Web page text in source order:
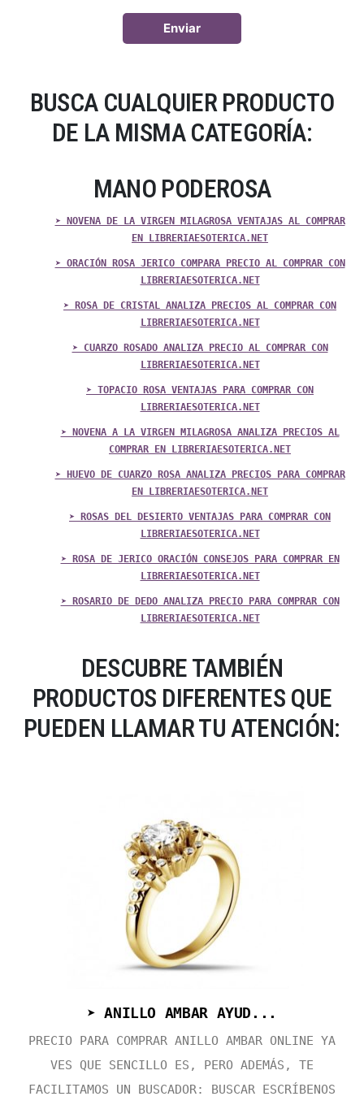
BUSCA CUALQUIER PRODUCTO
DE LA MISMA CATEGORÍA:
MANO PODEROSA
➤ NOVENA DE LA VIRGEN MILAGROSA VENTAJAS AL COMPRAR
EN LIBRERIAESOTERICA.NET
➤ ORACIÓN ROSA JERICO COMPARA PRECIO AL COMPRAR CON
LIBRERIAESOTERICA.NET
➤ ROSA DE CRISTAL ANALIZA PRECIOS AL COMPRAR CON
LIBRERIAESOTERICA.NET
➤ CUARZO ROSADO ANALIZA PRECIO AL COMPRAR CON
LIBRERIAESOTERICA.NET
➤ TOPACIO ROSA VENTAJAS PARA COMPRAR CON
LIBRERIAESOTERICA.NET
➤ NOVENA A LA VIRGEN MILAGROSA ANALIZA PRECIOS AL
COMPRAR EN LIBRERIAESOTERICA.NET
➤ HUEVO DE CUARZO ROSA ANALIZA PRECIOS PARA COMPRAR
EN LIBRERIAESOTERICA.NET
➤ ROSAS DEL DESIERTO VENTAJAS PARA COMPRAR CON
LIBRERIAESOTERICA.NET
➤ ROSA DE JERICO ORACIÓN CONSEJOS PARA COMPRAR EN
LIBRERIAESOTERICA.NET
➤ ROSARIO DE DEDO ANALIZA PRECIO PARA COMPRAR CON
LIBRERIAESOTERICA.NET
DESCUBRE TAMBIÉN
PRODUCTOS DIFERENTES QUE
PUEDEN LLAMAR TU ATENCIÓN:
➤ ANILLO AMBAR AYUD...
PRECIO PARA COMPRAR ANILLO AMBAR ONLINE YA
VES QUE SENCILLO ES, PERO ADEMÁS, TE
FACILITAMOS UN BUSCADOR: BUSCAR ESCRÍBENOS